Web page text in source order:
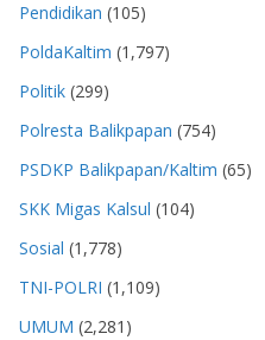
Pendidikan (105)
PoldaKaltim (1,797)
Politik (299)
Polresta Balikpapan (754)
PSDKP Balikpapan/Kaltim (65)
SKK Migas Kalsul (104)
Sosial (1,778)
TNI-POLRI (1,109)
UMUM (2,281)